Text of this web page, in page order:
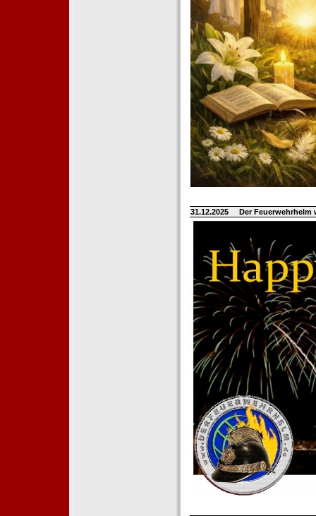
31.12.2025 Der